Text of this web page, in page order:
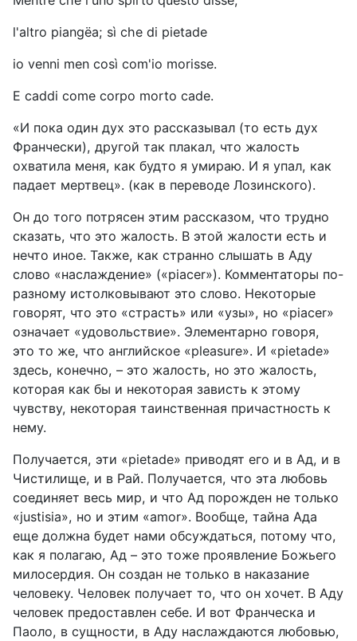
l'altro piangëa; sì che di pietade
io venni men così com'io morisse.
E caddi come corpo morto cade.
«И пока один дух это рассказывал (то есть дух
Франчески), другой так плакал, что жалость
охватила меня, как будто я умираю. И я упал, как
падает мертвец». (как в переводе Лозинского).
Он до того потрясен этим рассказом, что трудно
сказать, что это жалость. В этой жалости есть и
нечто иное. Также, как странно слышать в Аду
слово «наслаждение» («piacer»). Комментаторы по-
разному истолковывают это слово. Некоторые
говорят, что это «страсть» или «узы», но «piacer»
означает «удовольствие». Элементарно говоря,
это то же, что английское «pleasure». И «pietade»
здесь, конечно, – это жалость, но это жалость,
которая как бы и некоторая зависть к этому
чувству, некоторая таинственная причастность к
нему.
Получается, эти «pietade» приводят его и в Ад, и в
Чистилище, и в Рай. Получается, что эта любовь
соединяет весь мир, и что Ад порожден не только
«justisia», но и этим «amor». Вообще, тайна Ада
еще должна будет нами обсуждаться, потому что,
как я полагаю, Ад – это тоже проявление Божьего
милосердия. Он создан не только в наказание
человеку. Человек получает то, что он хочет. В Аду
человек предоставлен себе. И вот Франческа и
Паоло, в сущности, в Аду наслаждаются любовью,